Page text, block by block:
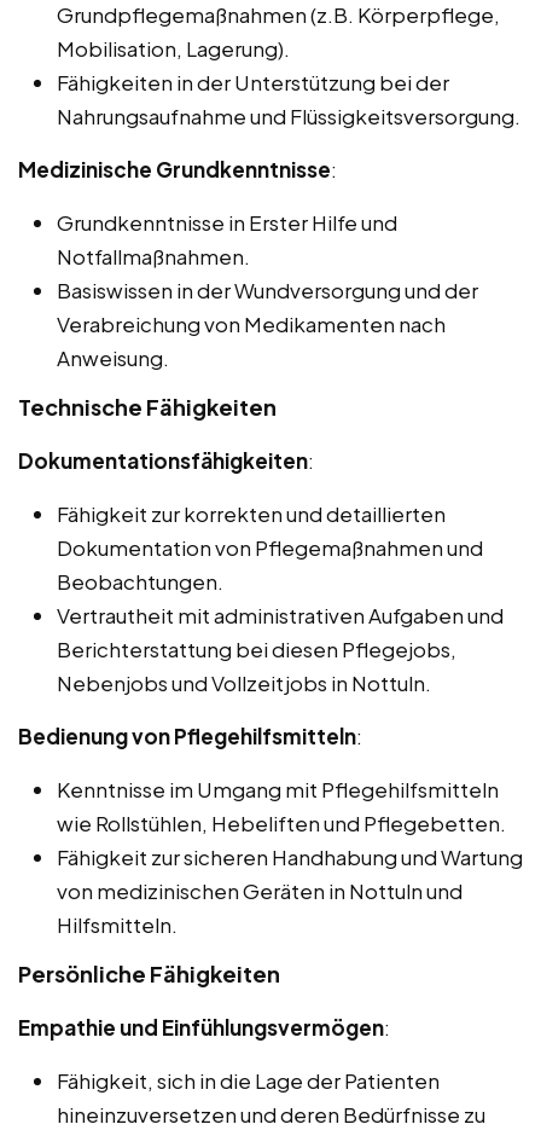
Grundpflegemaßnahmen (z.B. Körperpflege,
Mobilisation, Lagerung).
Fähigkeiten in der Unterstützung bei der
Nahrungsaufnahme und Flüssigkeitsversorgung.
Medizinische Grundkenntnisse:
Grundkenntnisse in Erster Hilfe und
Notfallmaßnahmen.
Basiswissen in der Wundversorgung und der
Verabreichung von Medikamenten nach
Anweisung.
Technische Fähigkeiten
Dokumentationsfähigkeiten:
Fähigkeit zur korrekten und detaillierten
Dokumentation von Pflegemaßnahmen und
Beobachtungen.
Vertrautheit mit administrativen Aufgaben und
Berichterstattung bei diesen Pflegejobs,
Nebenjobs und Vollzeitjobs in Nottuln.
Bedienung von Pflegehilfsmitteln:
Kenntnisse im Umgang mit Pflegehilfsmitteln
wie Rollstühlen, Hebeliften und Pflegebetten.
Fähigkeit zur sicheren Handhabung und Wartung
von medizinischen Geräten in Nottuln und
Hilfsmitteln.
Persönliche Fähigkeiten
Empathie und Einfühlungsvermögen:
Fähigkeit, sich in die Lage der Patienten
hineinzuversetzen und deren Bedürfnisse zu